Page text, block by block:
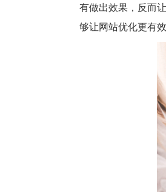
有做出效果，反而
够让网站优化更有